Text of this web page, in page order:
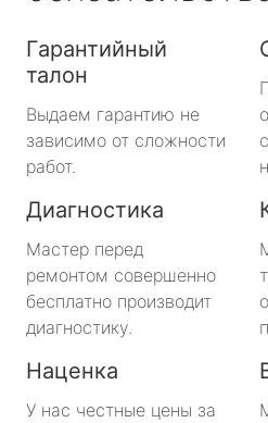
Гарантийный
талон
Выдаем гарантию не
зависимо от сложности
работ.
Диагностика
Мастер перед
ремонтом совершенно
бесплатно производит
диагностику.
Наценка
У нас честные цены за